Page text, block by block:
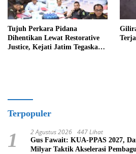
Tujuh Perkara Pidana
Dihentikan Lewat Restorative
Justice, Kejati Jatim Tegaskan
Terpopuler
1 2 Agustus 2026 447 Lihat
Gus Fawait: KUA-PPAS 2027,
Milyar Taktik Akselerasi